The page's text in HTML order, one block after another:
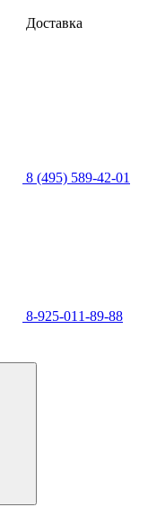
Доставка
8 (495) 589-42-01
8-925-011-89-88